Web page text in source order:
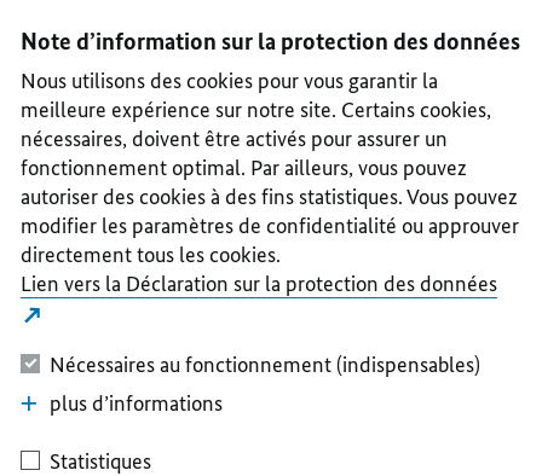
II
III
IV
V
Note d’information sur la protection des données
Nous utilisons des cookies pour vous garantir la
meilleure expérience sur notre site. Certains cookies,
nécessaires, doivent être activés pour assurer un
fonctionnement optimal. Par ailleurs, vous pouvez
autoriser des cookies à des fins statistiques. Vous pouvez
modifier les paramètres de confidentialité ou approuver
directement tous les cookies.
Lien vers la Déclaration sur la protection des données
Nécessaires au fonctionnement (indispensables)
plus d’informations
Statistiques